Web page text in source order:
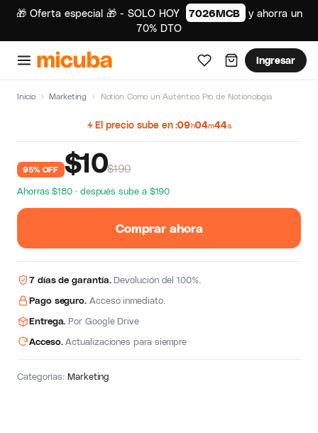
🎁 Oferta especial 🎁 - SOLO HOY 7026MCB
y ahorra un
70% DTO
Ingresar
Inicio › Marketing › Notion Como un Auténtico Pro de Notionología
El precio sube en 09h04m43s
95% OFF $10$190
Ahorras $180 · después sube a $190
Comprar ahora
7 días de garantía.Devolución del 100%.
Pago seguro. Acceso inmediato.
Entrega. Por Google Drive
Acceso.Actualizaciones para siempre
Categorías:Marketing